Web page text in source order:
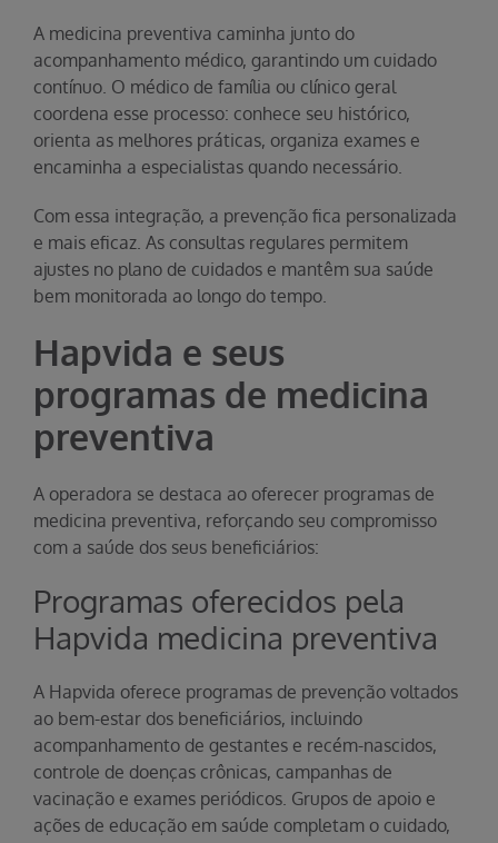
A medicina preventiva caminha junto do
acompanhamento médico, garantindo um cuidado
contínuo. O médico de família ou clínico geral
coordena esse processo: conhece seu histórico,
orienta as melhores práticas, organiza exames e
encaminha a especialistas quando necessário.
Com essa integração, a prevenção fica personalizada
e mais eficaz. As consultas regulares permitem
ajustes no plano de cuidados e mantêm sua saúde
bem monitorada ao longo do tempo.
Hapvida e seus
programas de medicina
preventiva
A operadora se destaca ao oferecer programas de
medicina preventiva, reforçando seu compromisso
com a saúde dos seus beneficiários:
Programas oferecidos pela
Hapvida medicina preventiva
A Hapvida oferece programas de prevenção voltados
ao bem-estar dos beneficiários, incluindo
acompanhamento de gestantes e recém-nascidos,
controle de doenças crônicas, campanhas de
vacinação e exames periódicos. Grupos de apoio e
ações de educação em saúde completam o cuidado,